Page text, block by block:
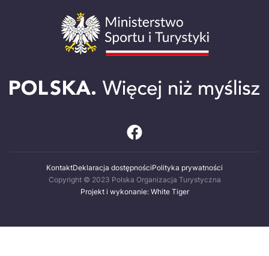
KontaktDeklaracja dostępnościPolityka prywatności
Copyright © 2023 Polska Organizacja Turystyczna
Projekt i wykonanie: White Tiger